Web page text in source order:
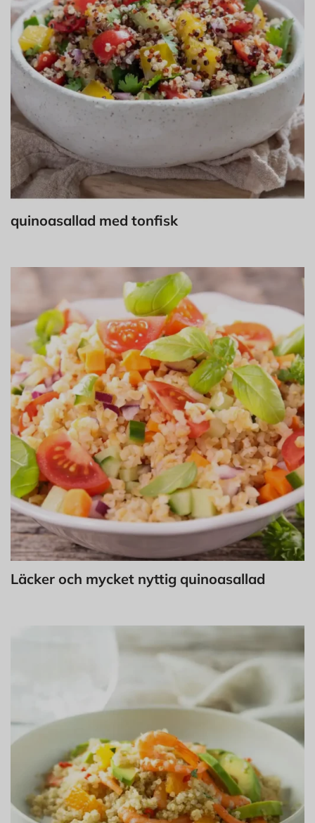
quinoasallad med tonfisk
Läcker och mycket nyttig quinoasallad